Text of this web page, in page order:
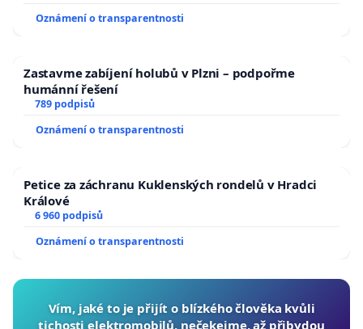
Oznámení o transparentnosti
Zastavme zabíjení holubů v Plzni – podpořme
humánní řešení
789 podpisů
Oznámení o transparentnosti
Petice za záchranu Kuklenských rondelů v Hradci
Králové
6 960 podpisů
Oznámení o transparentnosti
Vím, jaké to je přijít o blízkého člověka kvůli
tichosti elektromobilů, nečekejme, až přibydou